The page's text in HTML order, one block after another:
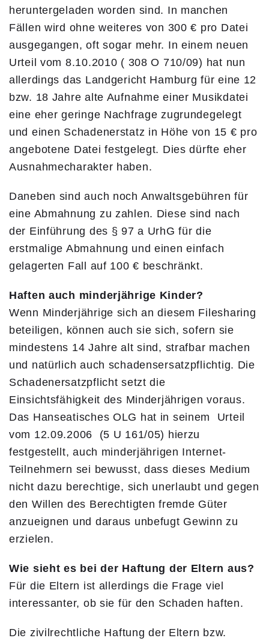
heruntergeladen worden sind. In manchen
Fällen wird ohne weiteres von 300 € pro Datei
ausgegangen, oft sogar mehr. In einem neuen
Urteil vom 8.10.2010 ( 308 O 710/09) hat nun
allerdings das Landgericht Hamburg für eine 12
bzw. 18 Jahre alte Aufnahme einer Musikdatei
eine eher geringe Nachfrage zugrundegelegt
und einen Schadenerstatz in Höhe von 15 € pro
angebotene Datei festgelegt. Dies dürfte eher
Ausnahmecharakter haben.
Daneben sind auch noch Anwaltsgebühren für
eine Abmahnung zu zahlen. Diese sind nach
der Einführung des § 97 a UrhG für die
erstmalige Abmahnung und einen einfach
gelagerten Fall auf 100 € beschränkt.
Haften auch minderjährige Kinder?
Wenn Minderjährige sich an diesem Filesharing
beteiligen, können auch sie sich, sofern sie
mindestens 14 Jahre alt sind, strafbar machen
und natürlich auch schadensersatzpflichtig. Die
Schadenersatzpflicht setzt die
Einsichtsfähigkeit des Minderjährigen voraus.
Das Hanseatisches OLG hat in seinem Urteil
vom 12.09.2006 (5 U 161/05) hierzu
festgestellt, auch minderjährigen Internet-
Teilnehmern sei bewusst, dass dieses Medium
nicht dazu berechtige, sich unerlaubt und gegen
den Willen des Berechtigten fremde Güter
anzueignen und daraus unbefugt Gewinn zu
erzielen.
Wie sieht es bei der Haftung der Eltern aus?
Für die Eltern ist allerdings die Frage viel
interessanter, ob sie für den Schaden haften.
Die zivilrechtliche Haftung der Eltern bzw.